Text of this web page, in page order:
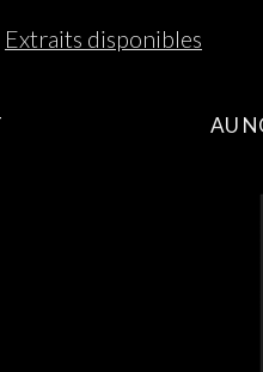
Extraits disponibles
AU